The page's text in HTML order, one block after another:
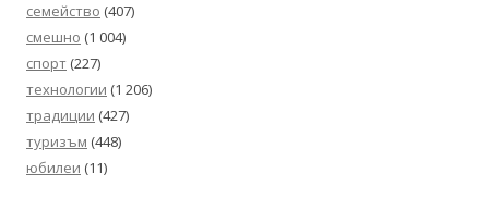
семейство (407)
смешно (1 004)
спорт (227)
технологии (1 206)
традиции (427)
туризъм (448)
юбилеи (11)